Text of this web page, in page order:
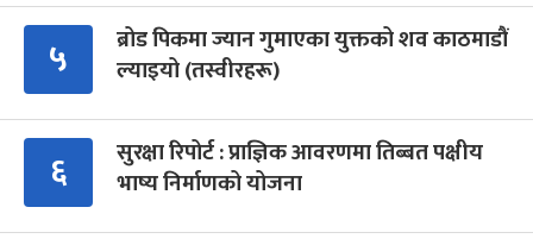
५
ब्रोड पिकमा ज्यान गुमाएका युक्तको शव काठमाडौं
ल्याइयो (तस्वीरहरू)
६
सुरक्षा रिपोर्ट : प्राज्ञिक आवरणमा तिब्बत पक्षीय
भाष्य निर्माणको योजना